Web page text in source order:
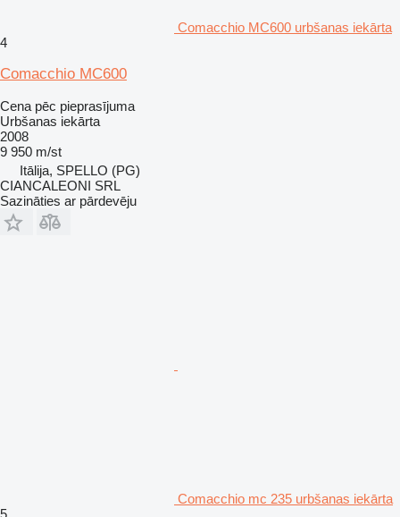
Comacchio MC600 urbšanas iekārta
4
Comacchio MC600
Cena pēc pieprasījuma
Urbšanas iekārta
2008
9 950 m/st
Itālija, SPELLO (PG)
CIANCALEONI SRL
Sazināties ar pārdevēju
Comacchio mc 235 urbšanas iekārta
5